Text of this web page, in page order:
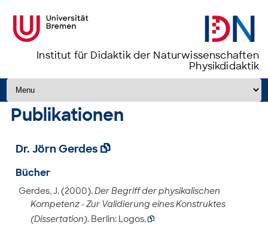
Institut für Didaktik der Naturwissenschaften
Physikdidaktik
Zum Inhalt springen
Publikationen
Dr. Jörn Gerdes 
Bücher
Gerdes, J. (2000).Der Begriff der physikalischen
Kompetenz - Zur Validierung eines Konstruktes
(Dissertation). Berlin: Logos.